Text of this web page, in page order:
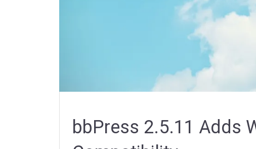
bbPress 2.5.11 Adds